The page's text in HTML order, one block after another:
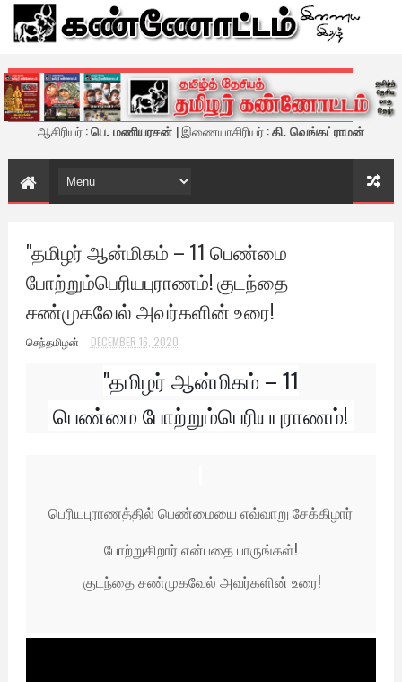
கண்ணோட்டம் - இணைய இதழ்
ஆசிரியர் :பெ. மணியரசன் | இணையாசிரியர் :கி. வெங்கட்ராமன்
"தமிழர் ஆன்மிகம் – 11 பெண்மை
போற்றும்பெரியபுராணம்! குடந்தை
சண்முகவேல் அவர்களின் உரை!
செந்தமிழன் DECEMBER 16, 2020
"தமிழர் ஆன்மிகம் – 11
பெண்மை போற்றும்பெரியபுராணம்!
பெரியபுராணத்தில் பெண்மையை எவ்வாறு சேக்கிழார்
போற்றுகிறார் என்பதை பாருங்கள்!
குடந்தை சண்முகவேல் அவர்களின் உரை!